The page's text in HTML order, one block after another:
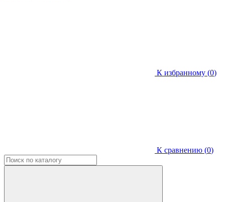
К избранному (0)
К сравнению (0)